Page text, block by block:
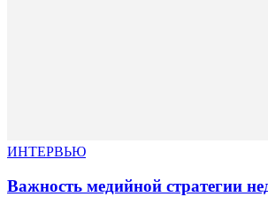
ИНТЕРВЬЮ
Важность медийной стратегии